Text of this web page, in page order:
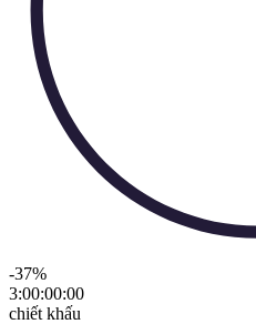
-37%
3:00:00:00
chiết khấu